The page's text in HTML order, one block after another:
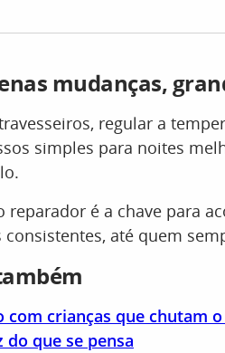
mudanças,
regular a
simples para noites
reparador é a chave para
consistentes, até quem
crianças que chutam
do que se pensa